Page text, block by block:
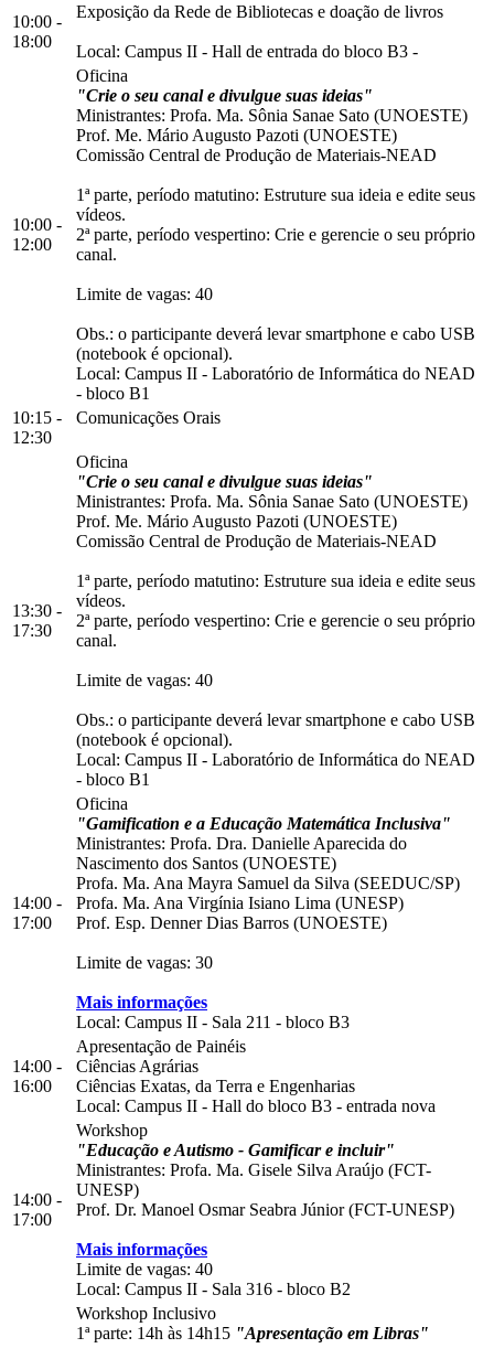
10:00 -
18:00
Exposição da Rede de Bibliotecas e doação de livros
Local: Campus II - Hall de entrada do bloco B3 -
10:00 -
12:00
Oficina
"Crie o seu canal e divulgue suas ideias"
Ministrantes: Profa. Ma. Sônia Sanae Sato (UNOESTE)
Prof. Me. Mário Augusto Pazoti (UNOESTE)
Comissão Central de Produção de Materiais-NEAD
1ª parte, período matutino: Estruture sua ideia e edite seus
vídeos.
2ª parte, período vespertino: Crie e gerencie o seu próprio
canal.
Limite de vagas: 40
Obs.: o participante deverá levar smartphone e cabo USB
(notebook é opcional).
Local: Campus II - Laboratório de Informática do NEAD
- bloco B1
10:15 -
12:30
Comunicações Orais
13:30 -
17:30
Oficina
"Crie o seu canal e divulgue suas ideias"
Ministrantes: Profa. Ma. Sônia Sanae Sato (UNOESTE)
Prof. Me. Mário Augusto Pazoti (UNOESTE)
Comissão Central de Produção de Materiais-NEAD
1ª parte, período matutino: Estruture sua ideia e edite seus
vídeos.
2ª parte, período vespertino: Crie e gerencie o seu próprio
canal.
Limite de vagas: 40
Obs.: o participante deverá levar smartphone e cabo USB
(notebook é opcional).
Local: Campus II - Laboratório de Informática do NEAD
- bloco B1
14:00 -
17:00
Oficina
"Gamification e a Educação Matemática Inclusiva"
Ministrantes: Profa. Dra. Danielle Aparecida do
Nascimento dos Santos (UNOESTE)
Profa. Ma. Ana Mayra Samuel da Silva (SEEDUC/SP)
Profa. Ma. Ana Virgínia Isiano Lima (UNESP)
Prof. Esp. Denner Dias Barros (UNOESTE)
Limite de vagas: 30
Mais informações
Local: Campus II - Sala 211 - bloco B3
14:00 -
16:00
Apresentação de Painéis
Ciências Agrárias
Ciências Exatas, da Terra e Engenharias
Local: Campus II - Hall do bloco B3 - entrada nova
14:00 -
17:00
Workshop
"Educação e Autismo - Gamificar e incluir"
Ministrantes: Profa. Ma. Gisele Silva Araújo (FCT-
UNESP)
Prof. Dr. Manoel Osmar Seabra Júnior (FCT-UNESP)
Mais informações
Limite de vagas: 40
Local: Campus II - Sala 316 - bloco B2
Workshop Inclusivo
1ª parte: 14h às 14h15 "Apresentação em Libras"